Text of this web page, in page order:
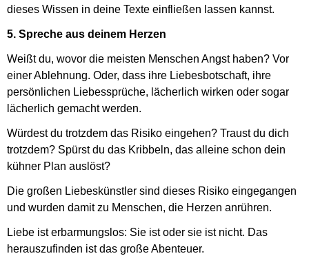
dieses Wissen in deine Texte einfließen lassen kannst.
5. Spreche aus deinem Herzen
Weißt du, wovor die meisten Menschen Angst haben? Vor
einer Ablehnung. Oder, dass ihre Liebesbotschaft, ihre
persönlichen Liebessprüche, lächerlich wirken oder sogar
lächerlich gemacht werden.
Würdest du trotzdem das Risiko eingehen? Traust du dich
trotzdem? Spürst du das Kribbeln, das alleine schon dein
kühner Plan auslöst?
Die großen Liebeskünstler sind dieses Risiko eingegangen
und wurden damit zu Menschen, die Herzen anrühren.
Liebe ist erbarmungslos: Sie ist oder sie ist nicht. Das
herauszufinden ist das große Abenteuer.